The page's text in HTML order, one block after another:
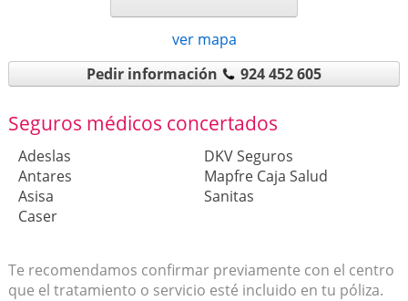
ver mapa
Pedir información
924 452 605
Seguros médicos concertados
Adeslas
Antares
Asisa
Caser
DKV Seguros
Mapfre Caja Salud
Sanitas
Te recomendamos confirmar previamente con el centro
que el tratamiento o servicio esté incluido en tu póliza.